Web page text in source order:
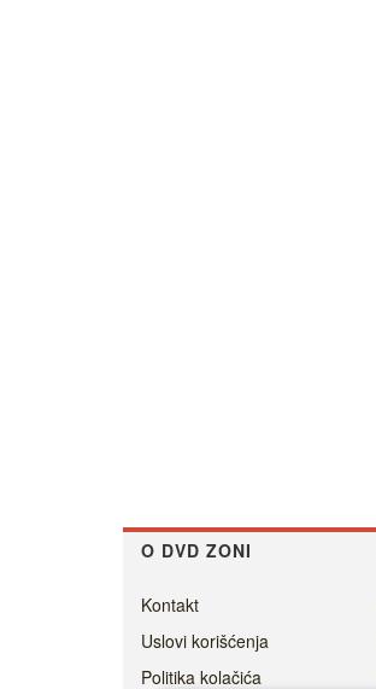
O DVD ZONI
Kontakt
Uslovi korišćenja
Politika kolačića